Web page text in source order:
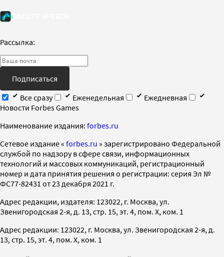
Рассылка:
Подписаться
Все сразу
Еженедельная
Ежедневная
Новости Forbes Games
Наименование издания: forbes.ru
Cетевое издание « forbes.ru » зарегистрировано Федеральной
службой по надзору в сфере связи, информационных
технологий и массовых коммуникаций, регистрационный
номер и дата принятия решения о регистрации: серия Эл №
ФС77-82431 от 23 декабря 2021 г.
Адрес редакции, издателя: 123022, г. Москва, ул.
Звенигородская 2-я, д. 13, стр. 15, эт. 4, пом. X, ком. 1
Адрес редакции: 123022, г. Москва, ул. Звенигородская 2-я, д.
13, стр. 15, эт. 4, пом. X, ком. 1